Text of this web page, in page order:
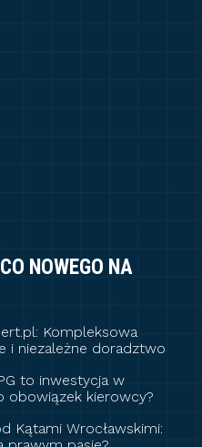
CO NOWEGO NA
Kompleksowa
i niezależne doradztwo
to inwestycja w
obowiązek kierowcy?
Kątami Wrocławskimi: